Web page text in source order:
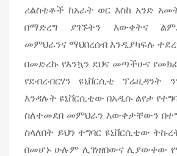
ሪልስቴቶች ከአራት ወር እስከ አንድ
በማድረግ ያገኙትን እውቀትና
መምህራንና ማህበረሰብ እንዲያካፍሉ
በመድረኩ የእንኳን ደህና መጣችሁና
የደብረብርሃን ዩኒቨርሲቲ ፕሬዚዳንት
እንዳሉት ዩኒቨርሲቲው በአዲሱ ልየታ
ስለተመደበ መምህራን እውቀታቸውን
ስላለበት ይህን ተግባር ዩኒቨርሲቲው
በመሆኑ ሁሉም ሊገነዘበውና ሊያውቀው